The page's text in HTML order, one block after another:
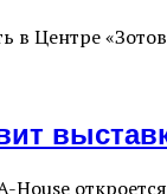
в Центре
House